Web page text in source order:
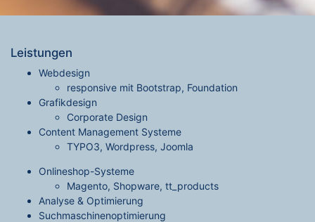
Leistungen
Webdesign
responsive mit Bootstrap, Foundation
Grafikdesign
Corporate Design
Content Management Systeme
TYPO3, Wordpress, Joomla
Onlineshop-Systeme
Magento, Shopware, tt_products
Analyse & Optimierung
Suchmaschinenoptimierung